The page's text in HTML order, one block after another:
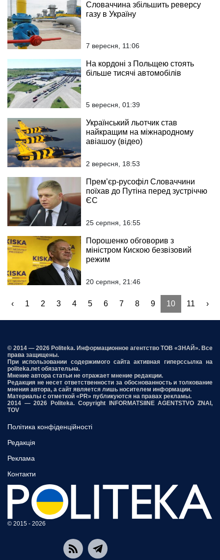
Словаччина збільшить реверсу
газу в Україну
7 вересня, 11:06
На кордоні з Польщею стоять
більше тисячі автомобілів
5 вересня, 01:39
Український льотчик став
найкращим на міжнародному
авіашоу (відео)
2 вересня, 18:53
Прем’єр-русофіл Словаччини
поїхав до Путіна перед зустріччю
ЄС
25 серпня, 16:55
Порошенко обговорив з
міністром Кискою безвізовий
режим
20 серпня, 21:46
‹ 1 2 3 4 5 6 7 8 9 10 11 ›
© 2014 — 2026 Politeka. Информационное агентство ТОВ «ЗНАЙ». Все
права защищены.
При использовании содержимого сайта активная гиперссылка на
politeka.net обязательна.
Мнение автора статьи не отражает мнение редакции.
Редакция не несет ответственности за обоснованность и толкование
мнения автора, а сайт является лишь носителем информации.
Материалы с отметкой «PR» публикуются на правах рекламы.
2014 — 2026 Politeka. Copyright INFORMATSIINE AGENTSTVO ZNAI,
TOV
Політика конфіденційності
Редакція
Реклама
Контакти
© 2015 - 2026